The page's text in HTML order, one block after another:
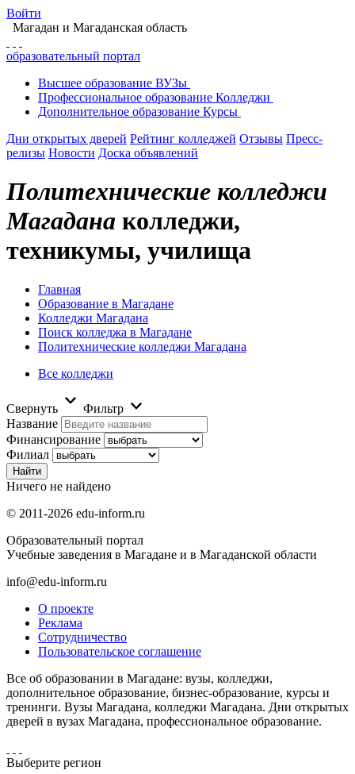
Войти
Магадан и Магаданская область
образовательный портал
Высшее образование ВУЗы
Профессиональное образование Колледжи
Дополнительное образование Курсы
Дни открытых дверей Рейтинг колледжей Отзывы Пресс-
релизы Новости Доска объявлений
Политехнические колледжи
Магадана колледжи,
техникумы, училища
Главная
Образование в Магадане
Колледжи Магадана
Поиск колледжа в Магадане
Политехнические колледжи Магадана
Все колледжи
Свернуть
Фильтр
Название
Финансирование
Филиал
Ничего не найдено
© 2011-2026 edu-inform.ru
Образовательный портал
Учебные заведения в Магадане и в Магаданской области
info@edu-inform.ru
О проекте
Реклама
Сотрудничество
Пользовательское соглашение
Все об образовании в Магадане: вузы, колледжи,
дополнительное образование, бизнес-образование, курсы и
тренинги. Вузы Магадана, колледжи Магадана. Дни открытых
дверей в вузах Магадана, профессиональное образование.
Выберите регион